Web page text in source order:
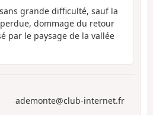
grande difficulté, sauf la
dommage du retour
par le paysage de la vallée
ademonte@club-internet.fr